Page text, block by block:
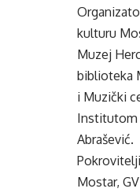
kulturu
Muzej
biblioteka
i Muzički
Institutom
Abrašević.
Mostar,